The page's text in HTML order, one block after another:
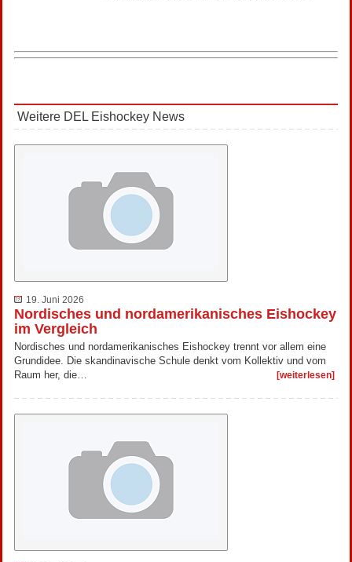
Weitere DEL Eishockey News
19. Juni 2026
Nordisches und nordamerikanisches Eishockey
im Vergleich
Nordisches und nordamerikanisches Eishockey trennt vor allem eine
Grundidee. Die skandinavische Schule denkt vom Kollektiv und vom
Raum her, die…
[weiterlesen]